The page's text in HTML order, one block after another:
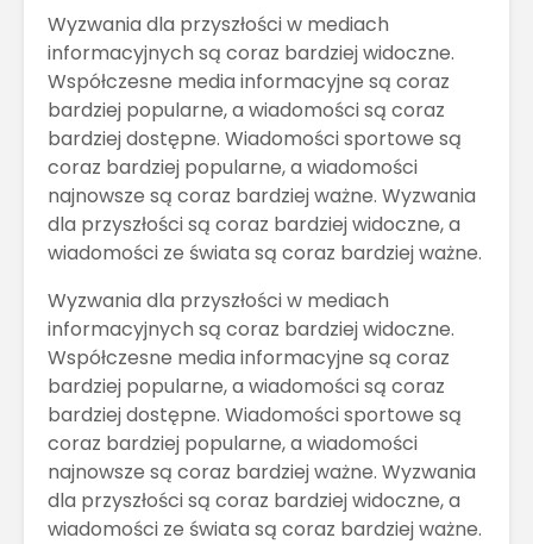
Wyzwania dla przyszłości w mediach
informacyjnych są coraz bardziej widoczne.
Współczesne media informacyjne są coraz
bardziej popularne, a wiadomości są coraz
bardziej dostępne. Wiadomości sportowe są
coraz bardziej popularne, a wiadomości
najnowsze są coraz bardziej ważne. Wyzwania
dla przyszłości są coraz bardziej widoczne, a
wiadomości ze świata są coraz bardziej ważne.
Wyzwania dla przyszłości w mediach
informacyjnych są coraz bardziej widoczne.
Współczesne media informacyjne są coraz
bardziej popularne, a wiadomości są coraz
bardziej dostępne. Wiadomości sportowe są
coraz bardziej popularne, a wiadomości
najnowsze są coraz bardziej ważne. Wyzwania
dla przyszłości są coraz bardziej widoczne, a
wiadomości ze świata są coraz bardziej ważne.